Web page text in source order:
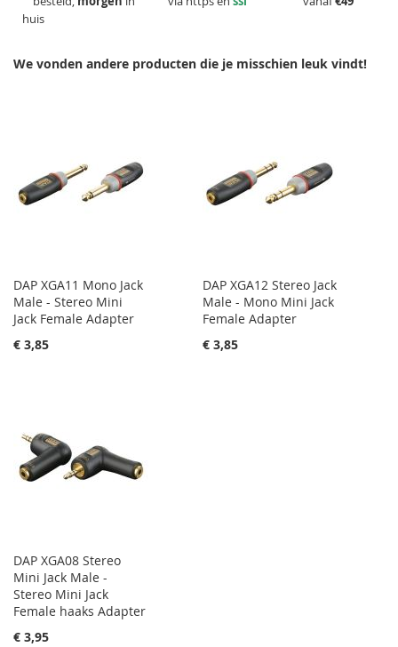
huis
We vonden andere producten die je misschien leuk vindt!
DAP XGA11 Mono Jack
Male - Stereo Mini
Jack Female Adapter
€ 3,85
DAP XGA12 Stereo Jack
Male - Mono Mini Jack
Female Adapter
€ 3,85
DAP XGA08 Stereo
Mini Jack Male -
Stereo Mini Jack
Female haaks Adapter
€ 3,95